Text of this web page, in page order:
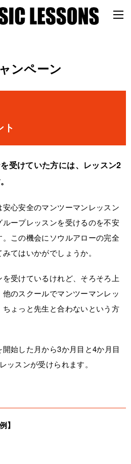
ンペーン
ト
受けていた方には、レッスン2
心安全のマンツーマンレッスン
ープレッスンを受けるのを不安
この機会にソウルアローの完全
てはいかがでしょうか。
受けているけれど、そろそろ上
のスクールでマンツーマンレッ
ょっと先生と合わないという方
始した月から3か月目と4か月目
ッスンが受けられます。
】